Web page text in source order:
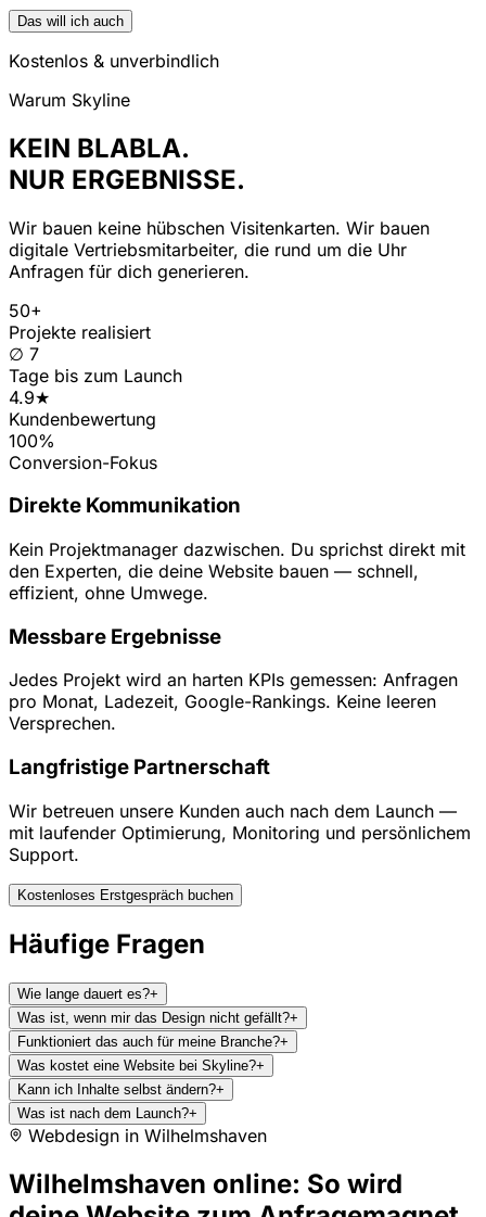
Das will ich auch
Kostenlos & unverbindlich
Warum Skyline
KEIN BLABLA.
NUR ERGEBNISSE.
Wir bauen keine hübschen Visitenkarten. Wir bauen
digitale Vertriebsmitarbeiter, die rund um die Uhr
Anfragen für dich generieren.
50+
Projekte realisiert
∅ 7
Tage bis zum Launch
4.9★
Kundenbewertung
100%
Conversion-Fokus
Direkte Kommunikation
Kein Projektmanager dazwischen. Du sprichst direkt mit
den Experten, die deine Website bauen — schnell,
effizient, ohne Umwege.
Messbare Ergebnisse
Jedes Projekt wird an harten KPIs gemessen: Anfragen
pro Monat, Ladezeit, Google-Rankings. Keine leeren
Versprechen.
Langfristige Partnerschaft
Wir betreuen unsere Kunden auch nach dem Launch —
mit laufender Optimierung, Monitoring und persönlichem
Support.
Kostenloses Erstgespräch buchen
Häufige Fragen
Wie lange dauert es?+
Was ist, wenn mir das Design nicht gefällt?+
Funktioniert das auch für meine Branche?+
Was kostet eine Website bei Skyline?+
Kann ich Inhalte selbst ändern?+
Was ist nach dem Launch?+
Webdesign in Wilhelmshaven
Wilhelmshaven online: So wird